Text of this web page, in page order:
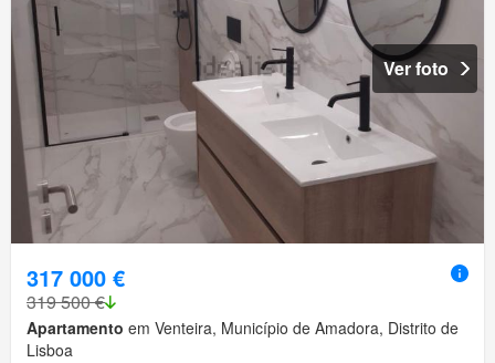
Ver foto
317 000 €
319 500 €
Apartamento em Venteira, Município de Amadora, Distrito de
Lisboa